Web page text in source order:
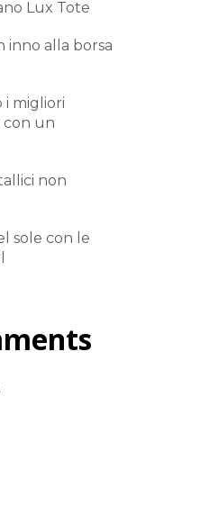
Lux Tote
inno alla borsa
i migliori
con un
non
sole con le